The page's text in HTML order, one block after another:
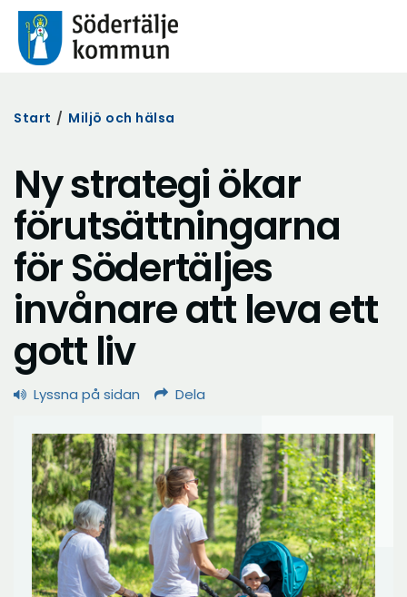
Start / Miljö och hälsa
Ny strategi ökar
förutsättningarna
för Södertäljes
invånare att leva ett
gott liv
Lyssna på sidan Dela